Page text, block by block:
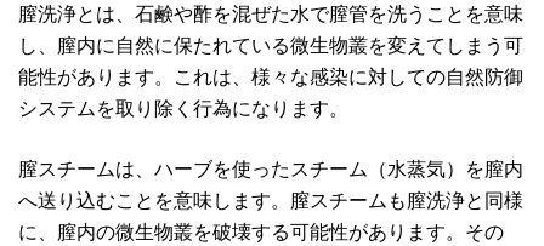
膣洗浄とは、石鹸や酢を混ぜた水で膣管を洗うことを意味
し、膣内に自然に保たれている微生物叢を変えてしまう可
能性があります。これは、様々な感染に対しての自然防御
システムを取り除く行為になります。
膣スチームは、ハーブを使ったスチーム（水蒸気）を膣内
へ送り込むことを意味します。膣スチームも膣洗浄と同様
に、膣内の微生物叢を破壊する可能性があります。その